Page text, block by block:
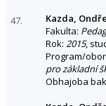
47.
Kazda,
Fakulta:
Rok: 2015,
Program/obor
pro základní
Obhajoba